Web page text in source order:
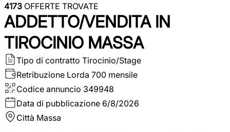
4173 OFFERTE TROVATE
ADDETTO/VENDITA IN
TIROCINIO MASSA
Tipo di contratto Tirocinio/Stage
Retribuzione Lorda 700 mensile
Codice annuncio 349948
Data di pubblicazione 6/8/2026
Città Massa